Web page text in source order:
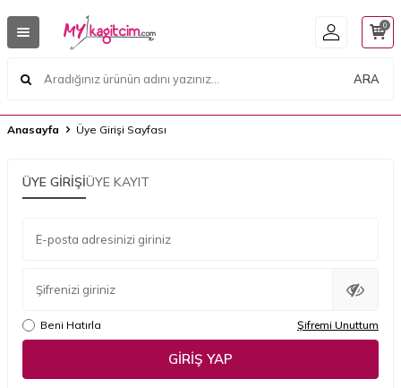
ARA
0
Anasayfa Üye Girişi Sayfası
ÜYE GIRIŞIÜYE KAYIT
E-posta adresinizi giriniz
Şifrenizi giriniz
Beni Hatırla Şifremi Unuttum
GIRIŞ YAP